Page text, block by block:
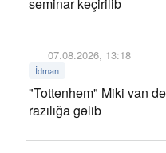
07.08.2026, 13:18
İdman
"Tottenhem" Miki van
razılığa gəlib